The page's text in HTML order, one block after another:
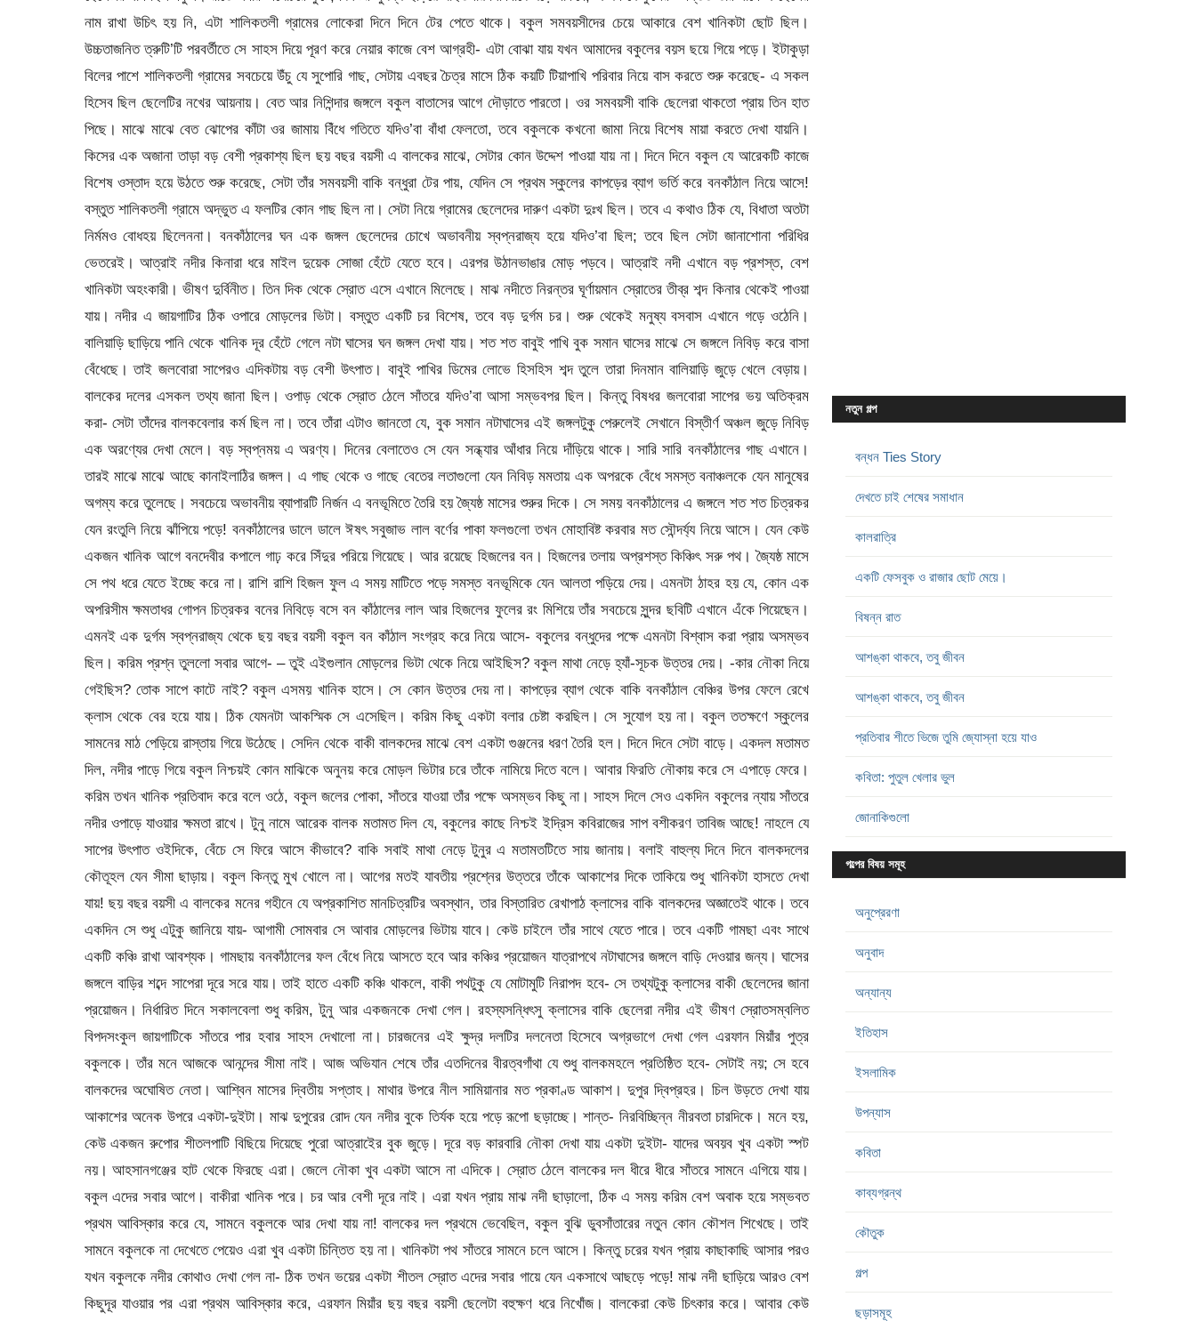
নতুন গল্প
বন্ধন Ties Story
দেখতে চাই শেষের সমাধান
কালরাত্রি
একটি ফেসবুক ও রাজার ছোট মেয়ে।
বিষন্ন রাত
আশঙ্কা থাকবে, তবু জীবন
আশঙ্কা থাকবে, তবু জীবন
প্রতিবার শীতে ভিজে তুমি জ্যোস্না হয়ে যাও
কবিতা: পুতুল খেলার ভুল
জোনাকিগুলো
গল্পের বিষয় সমূহ
অনুপ্রেরণা
অনুবাদ
অন্যান্য
ইতিহাস
ইসলামিক
উপন্যাস
কবিতা
কাব্যগ্রন্থ
কৌতুক
গল্প
ছড়াসমূহ